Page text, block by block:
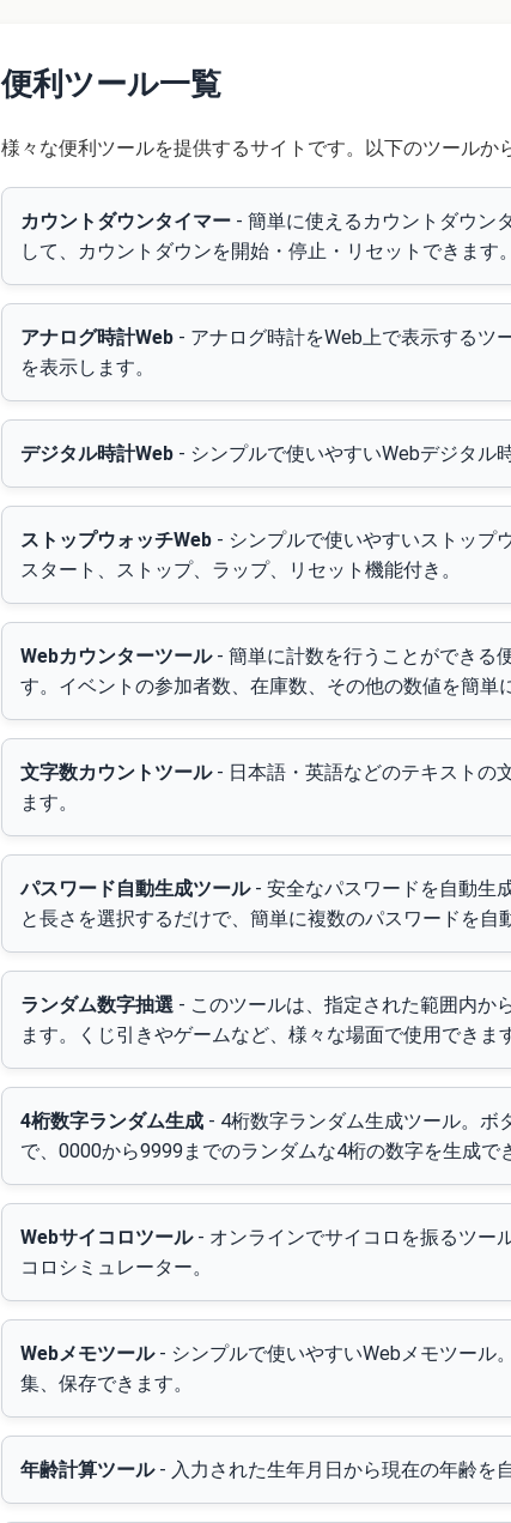
便利ツール一覧
様々な便利ツールを提供するサイトです。以下のツールか
カウントダウンタイマー - 簡単に使えるカウントダウン
して、カウントダウンを開始・停止・リセットできます。
アナログ時計Web - アナログ時計をWeb上で表示するツ
を表示します。
デジタル時計Web - シンプルで使いやすいWebデジタル
ストップウォッチWeb - シンプルで使いやすいストップ
スタート、ストップ、ラップ、リセット機能付き。
Webカウンターツール- 簡単に計数を行うことができる
す。イベントの参加者数、在庫数、その他の数値を簡単
文字数カウントツール- 日本語・英語などのテキストの
ます。
パスワード自動生成ツール- 安全なパスワードを自動生
と長さを選択するだけで、簡単に複数のパスワードを自
ランダム数字抽選 - このツールは、指定された範囲内か
ます。くじ引きやゲームなど、様々な場面で使用できま
4桁数字ランダム生成 - 4桁数字ランダム生成ツール。ボ
で、0000から9999までのランダムな4桁の数字を生成で
Webサイコロツール- オンラインでサイコロを振るツー
コロシミュレーター。
Webメモツール- シンプルで使いやすいWebメモツール
集、保存できます。
年齢計算ツール- 入力された生年月日から現在の年齢を